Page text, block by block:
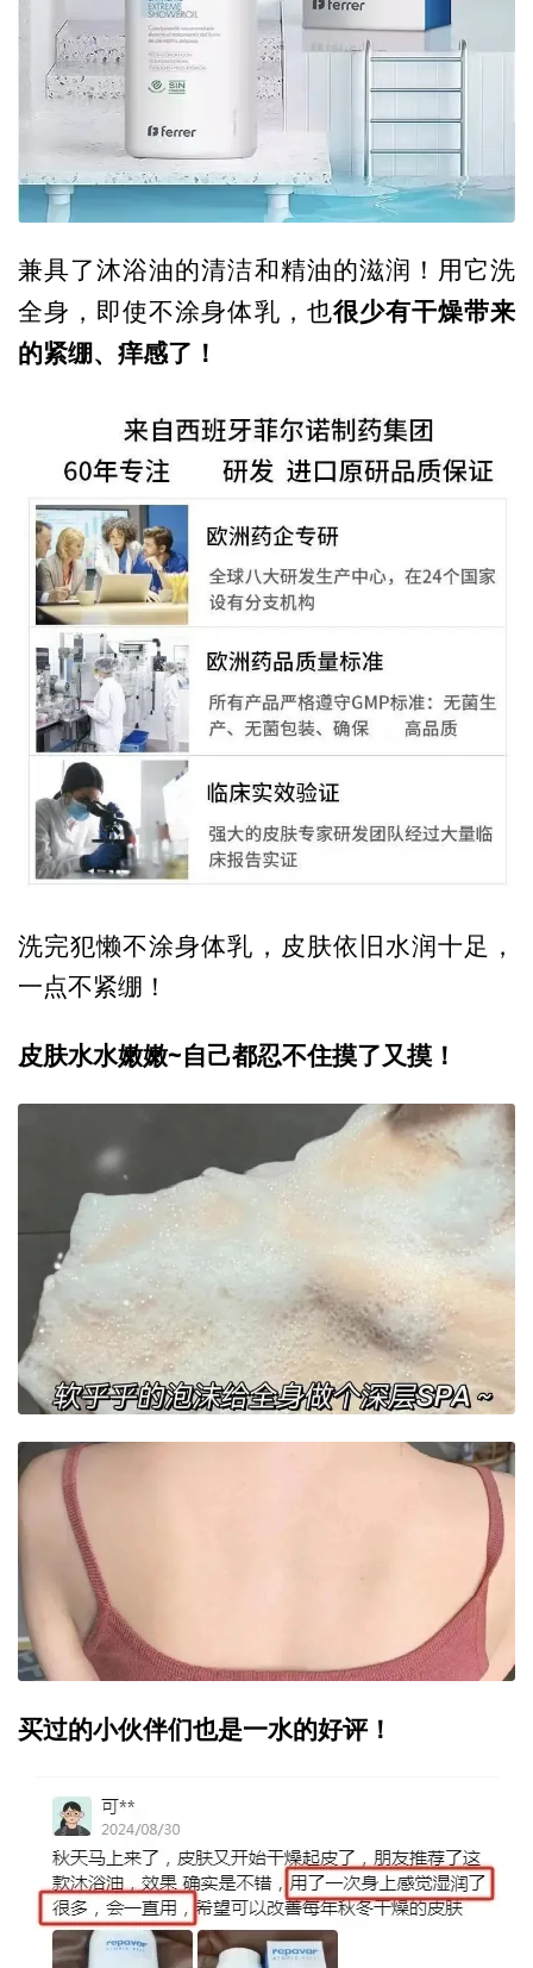
兼具了沐浴油的清洁和精油的滋润！用它洗
全身，即使不涂身体乳，也很少有干燥带来
的紧绷、痒感了！
洗完犯懒不涂身体乳，皮肤依旧水润十足，
一点不紧绷！
皮肤水水嫩嫩~自己都忍不住摸了又摸！
买过的小伙伴们也是一水的好评！